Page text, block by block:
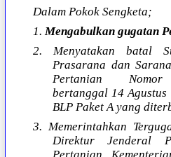
Dalam Pokok Sengketa;
1.Mengabulkan gugatan
2. Menyatakan batal
Prasarana dan
Pertanian Nomor
bertanggal 14
BLP Paket A yang
3. Memerintahkan
Direktur Jenderal